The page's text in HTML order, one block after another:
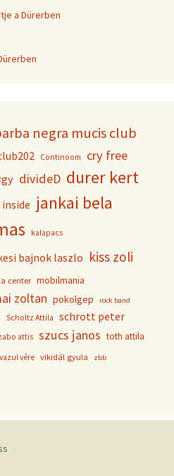
a Dürerben
negra mucis club
Continoom cry free
divideD durer kert
jankai bela
kalapacs
bajnok laszlo kiss zoli
center mobilmania
zoltan pokolgep rock band
Scholtz Attila schrott peter
attis szucs janos toth attila
vazul vére vikidál gyula zbb